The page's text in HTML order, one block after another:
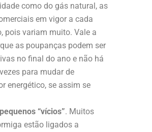
como do gás natural, as
em vigor a cada
pois variam muito. Vale a
as poupanças podem ser
no final do ano e não há
para mudar de
energético, se assim se
pequenos “vícios”. Muitos
estão ligados a